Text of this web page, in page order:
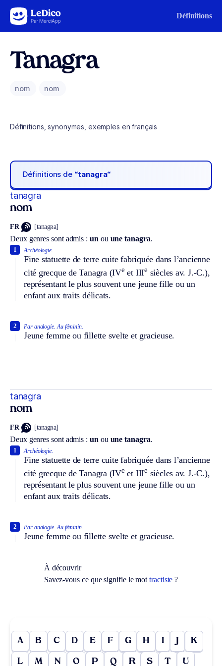
Aller au contenu Définitions
Tanagra
nom nom
Définitions, synonymes, exemples en français
Définitions de “tanagra“
tanagra
nom
FR [tanagʀa]
Deux genres sont admis : un ou une tanagra.
Archéologie.
Fine statuette de terre cuite fabriquée dans l’ancienne
cité grecque de Tanagra (IVe et IIIe siècles av. J.-C.),
représentant le plus souvent une jeune fille ou un
enfant aux traits délicats.
1
Par analogie. Au féminin.
Jeune femme ou fillette svelte et gracieuse.
2
tanagra
nom
FR [tanagʀa]
Deux genres sont admis : un ou une tanagra.
Archéologie.
Fine statuette de terre cuite fabriquée dans l’ancienne
cité grecque de Tanagra (IVe et IIIe siècles av. J.-C.),
représentant le plus souvent une jeune fille ou un
enfant aux traits délicats.
1
Par analogie. Au féminin.
Jeune femme ou fillette svelte et gracieuse.
2
À découvrir
Savez-vous ce que signifie le mottractiste ?
A B C D E F G H I J K
L M N O P Q R S T U